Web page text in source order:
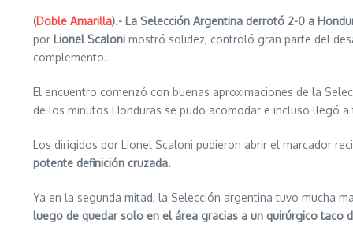
(Doble Amarilla).- La Selección Argentina derrotó 2-0 a
por Lionel Scaloni mostró solidez, controló gran parte del
complemento.
El encuentro comenzó con buenas aproximaciones de la
de los minutos Honduras se pudo acomodar e incluso llegó
Los dirigidos por Lionel Scaloni pudieron abrir el marcador
potente definición cruzada.
Ya en la segunda mitad, la Selección argentina tuvo mucha
luego de quedar solo en el área gracias a un quirúrgico taco